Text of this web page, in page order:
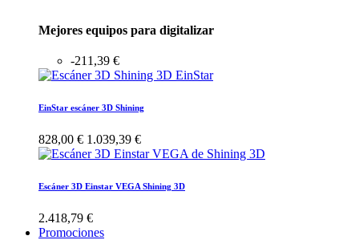
Mejores equipos para digitalizar
-211,39 €
EinStar escáner 3D Shining
828,00 € 1.039,39 €
Escáner 3D Einstar VEGA Shining 3D
2.418,79 €
Promociones